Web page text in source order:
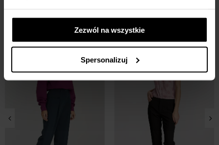
Zezwól na wszystkie
Spersonalizuj
MOŻE CI SIĘ SPODOBAĆ
-52% -42%